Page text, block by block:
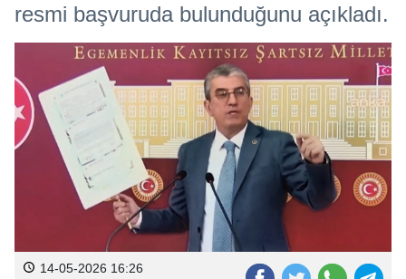
resmi başvuruda bulunduğunu açıkladı.
14-05-2026 16:26